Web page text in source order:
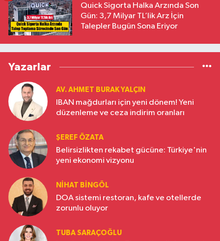
Quick Sigorta Halka Arzında Son
Gün: 3,7 Milyar TL’lik Arz İçin
Talepler Bugün Sona Eriyor
Yazarlar
AV. AHMET BURAK YALÇIN
IBAN mağdurları için yeni dönem! Yeni
düzenleme ve ceza indirim oranları
ŞEREF ÖZATA
Belirsizlikten rekabet gücüne: Türkiye'nin
yeni ekonomi vizyonu
NIHAT BINGÖL
DOA sistemi restoran, kafe ve otellerde
zorunlu oluyor
TUBA SARAÇOĞLU